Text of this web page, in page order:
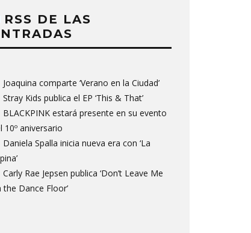
RSS DE LAS
Joaquina comparte ‘Verano en la Ciudad’
Stray Kids publica el EP ‘This & That’
BLACKPINK estará presente en su evento
10º aniversario
Daniela Spalla inicia nueva era con ‘La
Carly Rae Jepsen publica ‘Don’t Leave Me
the Dance Floor’